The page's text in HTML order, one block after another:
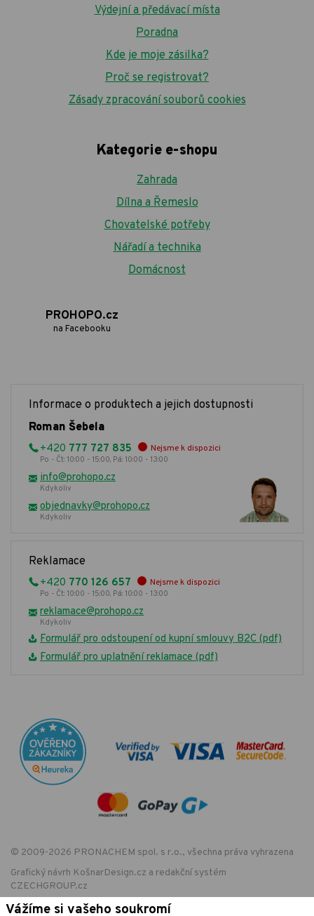
Výdejní a předávací místa
Poradna
Kde je moje zásilka?
Proč se registrovat?
Zásady zpracování souborů cookies
Kategorie e-shopu
Zahrada
Dílna a Řemeslo
Chovatelské potřeby
Nářadí a technika
Domácnost
PROHOPO.cz
na Facebooku
Informace o produktech a jejich dostupnosti
Roman Šebela
+420 777 727 835 Nejsme k dispozici
Po - Čt: 10:00 - 15:00, Pá: 10:00 - 13:00
info@prohopo.cz
Kdykoliv
objednavky@prohopo.cz
Kdykoliv
Reklamace
+420 770 126 657 Nejsme k dispozici
Po - Čt: 10:00 - 15:00, Pá: 10:00 - 13:00
reklamace@prohopo.cz
Kdykoliv
Formulář pro odstoupení od kupní smlouvy B2C (pdf)
Formulář pro uplatnění reklamace (pdf)
© 2009-2026 PRONACHEM spol. s r.o., všechna práva vyhrazena
Grafický návrh KošnarDesign.cz a redakční systém
CZECHGROUP.cz
Vážíme si vašeho soukromí